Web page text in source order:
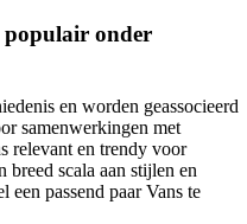
populair onder
en worden geassocieerd
samenwerkingen met
relevant en trendy voor
breed scala aan stijlen en
passend paar Vans te